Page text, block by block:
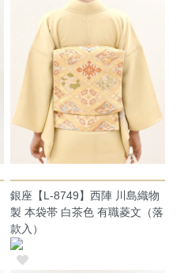
銀座【L-8749】西陣 川島織物
製 本袋帯 白茶色 有職菱文（落
款入）